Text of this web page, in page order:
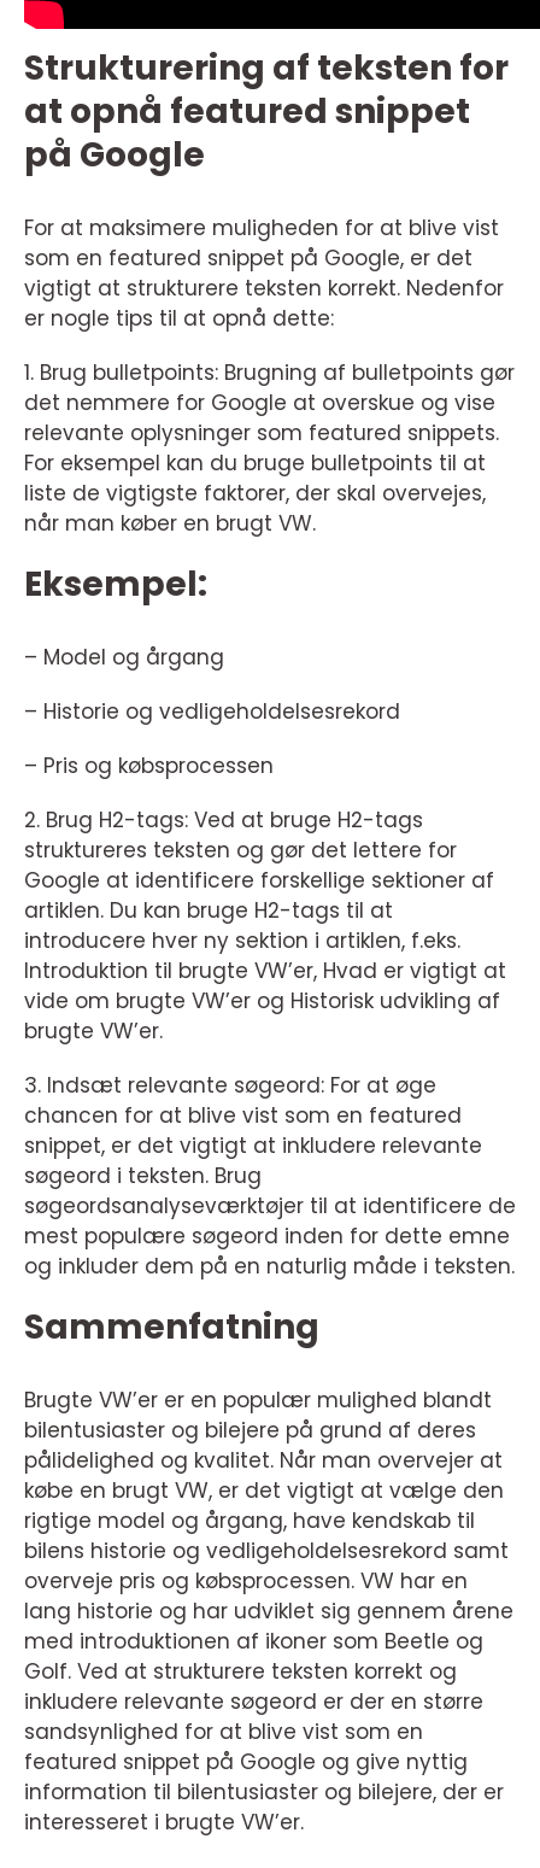
Strukturering af teksten for
at opnå featured snippet
på Google
For at maksimere muligheden for at blive vist
som en featured snippet på Google, er det
vigtigt at strukturere teksten korrekt. Nedenfor
er nogle tips til at opnå dette:
1. Brug bulletpoints: Brugning af bulletpoints gør
det nemmere for Google at overskue og vise
relevante oplysninger som featured snippets.
For eksempel kan du bruge bulletpoints til at
liste de vigtigste faktorer, der skal overvejes,
når man køber en brugt VW.
Eksempel:
– Model og årgang
– Historie og vedligeholdelsesrekord
– Pris og købsprocessen
2. Brug H2-tags: Ved at bruge H2-tags
struktureres teksten og gør det lettere for
Google at identificere forskellige sektioner af
artiklen. Du kan bruge H2-tags til at
introducere hver ny sektion i artiklen, f.eks.
Introduktion til brugte VW’er, Hvad er vigtigt at
vide om brugte VW’er og Historisk udvikling af
brugte VW’er.
3. Indsæt relevante søgeord: For at øge
chancen for at blive vist som en featured
snippet, er det vigtigt at inkludere relevante
søgeord i teksten. Brug
søgeordsanalyseværktøjer til at identificere de
mest populære søgeord inden for dette emne
og inkluder dem på en naturlig måde i teksten.
Sammenfatning
Brugte VW’er er en populær mulighed blandt
bilentusiaster og bilejere på grund af deres
pålidelighed og kvalitet. Når man overvejer at
købe en brugt VW, er det vigtigt at vælge den
rigtige model og årgang, have kendskab til
bilens historie og vedligeholdelsesrekord samt
overveje pris og købsprocessen. VW har en
lang historie og har udviklet sig gennem årene
med introduktionen af ikoner som Beetle og
Golf. Ved at strukturere teksten korrekt og
inkludere relevante søgeord er der en større
sandsynlighed for at blive vist som en
featured snippet på Google og give nyttig
information til bilentusiaster og bilejere, der er
interesseret i brugte VW’er.